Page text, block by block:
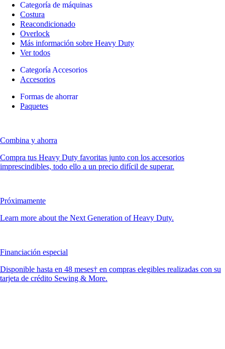
Categoría de máquinas
Costura
Reacondicionado
Overlock
Más información sobre Heavy Duty
Ver todos
Categoría Accesorios
Accesorios
Formas de ahorrar
Paquetes
Combina y ahorra
Compra tus Heavy Duty favoritas junto con los accesorios
imprescindibles, todo ello a un precio difícil de superar.
Próximamente
Learn more about the Next Generation of Heavy Duty.
Financiación especial
Disponible hasta en 48 meses† en compras elegibles realizadas con su
tarjeta de crédito Sewing & More.